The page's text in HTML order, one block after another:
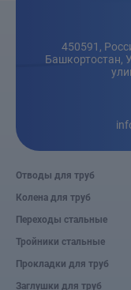
450591,
Башкортостан,
Отводы для труб
Колена для труб
Переходы стальные
Тройники стальные
Прокладки для труб
Заглушки для труб